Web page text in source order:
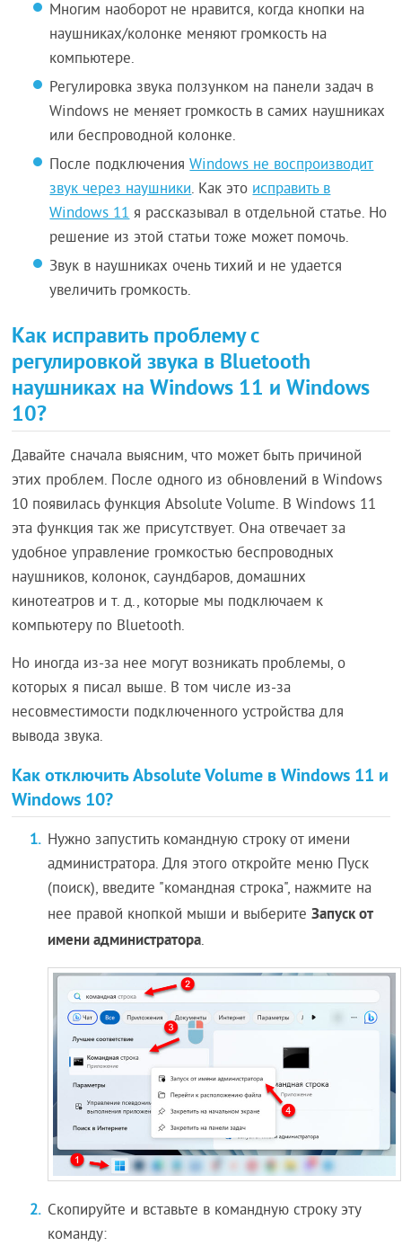
Многим наоборот не нравится, когда кнопки на
наушниках/колонке меняют громкость на
компьютере.
Регулировка звука ползунком на панели задач в
Windows не меняет громкость в самих наушниках
или беспроводной колонке.
После подключенияWindows не воспроизводит
звук через наушники. Как этоисправить в
Windows 11я рассказывал в отдельной статье. Но
решение из этой статьи тоже может помочь.
Звук в наушниках очень тихий и не удается
увеличить громкость.
Как исправить проблему с
регулировкой звука в Bluetooth
наушниках на Windows 11 и Windows
10?
Давайте сначала выясним, что может быть причиной
этих проблем. После одного из обновлений в Windows
10 появилась функция Absolute Volume. В Windows 11
эта функция так же присутствует. Она отвечает за
удобное управление громкостью беспроводных
наушников, колонок, саундбаров, домашних
кинотеатров и т. д., которые мы подключаем к
компьютеру по Bluetooth.
Но иногда из-за нее могут возникать проблемы, о
которых я писал выше. В том числе из-за
несовместимости подключенного устройства для
вывода звука.
Как отключить Absolute Volume в Windows 11 и
Windows 10?
Нужно запустить командную строку от имени
администратора. Для этого откройте меню Пуск
(поиск), введите "командная строка", нажмите на
нее правой кнопкой мыши и выберитеЗапуск от
имени администратора.
Скопируйте и вставьте в командную строку эту
команду: